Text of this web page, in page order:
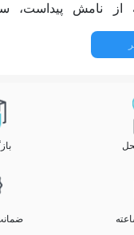
از نامش پیداست،
و ویژگی‌های
اکریلیک
مهم‌ترین ویژگی رنگ
این خاصیت باعث
و مخملی داشته
مدرن و مینیمال